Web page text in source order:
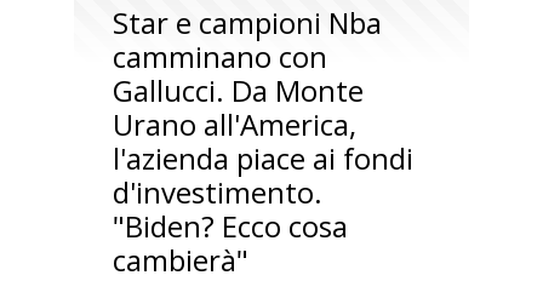
Star e campioni Nba
camminano con
Gallucci. Da Monte
Urano all'America,
l'azienda piace ai fondi
d'investimento.
"Biden? Ecco cosa
cambierà"